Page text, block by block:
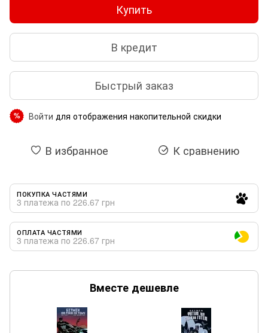
Купить
В кредит
Быстрый заказ
% Войти для отображения накопительной скидки
В избранное К сравнению
ПОКУПКА ЧАСТЯМИ
3 платежа по 226.67 грн
ОПЛАТА ЧАСТЯМИ
3 платежа по 226.67 грн
Вместе дешевле